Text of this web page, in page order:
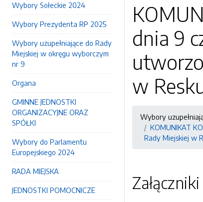
Wybory Sołeckie 2024
Wybory Prezydenta RP 2025
Wybory uzupełniające do Rady
Miejskiej w okręgu wyborczym
nr 9
Organa
GMINNE JEDNOSTKI
ORGANIZACYJNE ORAZ
SPÓŁKI
Wybory do Parlamentu
Europejskiego 2024
RADA MIEJSKA
JEDNOSTKI POMOCNICZE
dnia 9
w
Wybory
KOMUNIKAT
Rady Miejskiej w